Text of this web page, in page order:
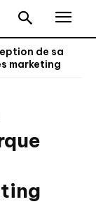
de sa
marketing